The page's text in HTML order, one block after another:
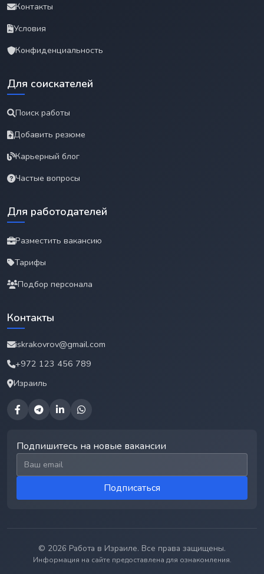
Контакты
Условия
Конфиденциальность
Для соискателей
Поиск работы
Добавить резюме
Карьерный блог
Частые вопросы
Для работодателей
Разместить вакансию
Тарифы
Подбор персонала
Контакты
iskrakovrov@gmail.com
+972 123 456 789
Израиль
Подпишитесь на новые вакансии
Email для подписки
Подписаться
© 2026 Работа в Израиле. Все права защищены.
Информация на сайте предоставлена для ознакомления.